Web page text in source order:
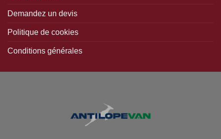
Demandez un devis
Politique de cookies
Conditions générales